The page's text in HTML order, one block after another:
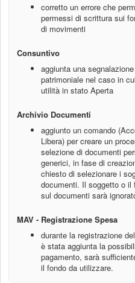
corretto un errore che
permessi di scrittura sui
di movimenti
Consuntivo
aggiunta una
patrimoniale nel caso in
utilità in stato Aperta
Archivio Documenti
aggiunto un comando
Libera) per creare un
selezione di documenti
generici, in fase di
chiesto di selezionare i
documenti. Il soggetto o il
sul documenti sarà
MAV - Registrazione Spesa
durante la registrazione
è stata aggiunta la
pagamento, sarà
il fondo da utilizzare.